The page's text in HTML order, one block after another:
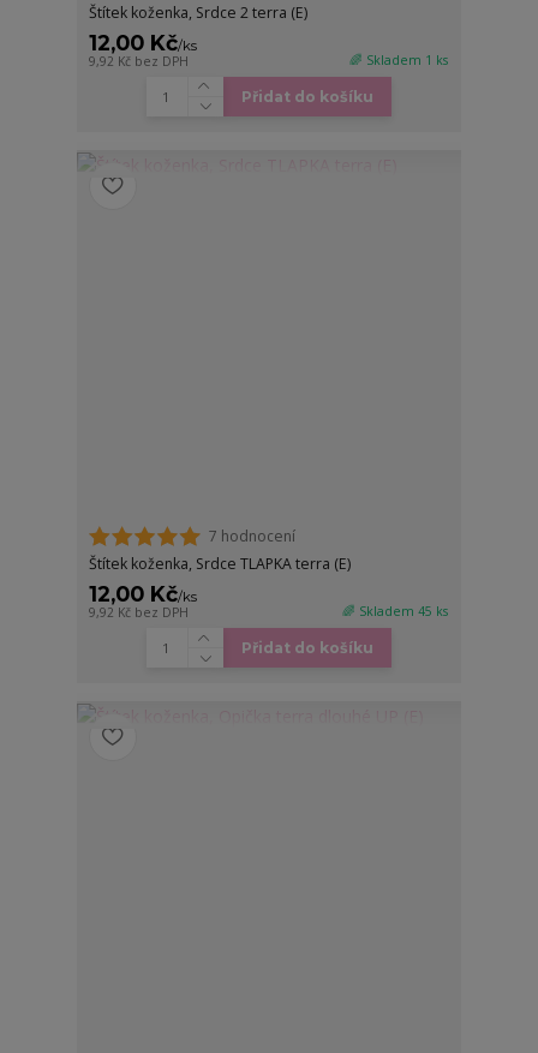
Štítek koženka, Srdce 2 terra (E)
12,00 Kč/ks
9,92 Kč bez DPH 🌈 Skladem 1 ks
Přidat do košíku
7 hodnocení
Štítek koženka, Srdce TLAPKA terra (E)
12,00 Kč/ks
9,92 Kč bez DPH 🌈 Skladem 45 ks
Přidat do košíku